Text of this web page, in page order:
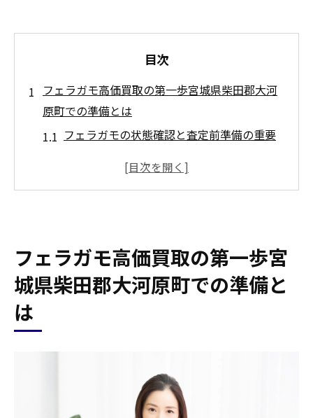
目次
フェラガモ高価買取の第一歩宮城県柴田郡大河
原町での準備とは
フェラガモの状態確認と査定前準備の重要
大河原町での買取店舗選びのコツと注意点
買取シーズンや需要を見極める方法
大河原町の市場動向を利用した戦略的準備
買取における書類と証明書の準備方法
フェラガモの特徴を理解し市場価値を高め
フェラガモ高価買取の第一歩宮
城県柴田郡大河原町での準備と
は